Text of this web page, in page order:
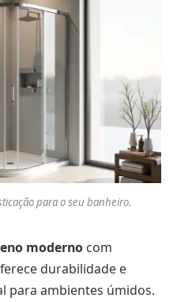
para o seu banheiro.
moderno com
durabilidade e
para ambientes úmidos.